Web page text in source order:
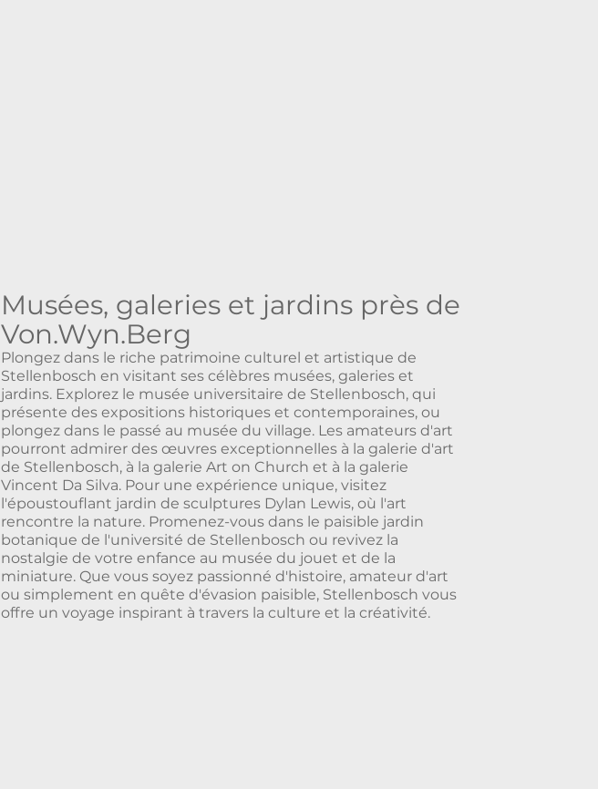
Musées, galeries et jardins près de
Von.Wyn.Berg
Plongez dans le riche patrimoine culturel et artistique de
Stellenbosch en visitant ses célèbres musées, galeries et
jardins. Explorez le musée universitaire de Stellenbosch, qui
présente des expositions historiques et contemporaines, ou
plongez dans le passé au musée du village. Les amateurs d'art
pourront admirer des œuvres exceptionnelles à la galerie d'art
de Stellenbosch, à la galerie Art on Church et à la galerie
Vincent Da Silva. Pour une expérience unique, visitez
l'époustouflant jardin de sculptures Dylan Lewis, où l'art
rencontre la nature. Promenez-vous dans le paisible jardin
botanique de l'université de Stellenbosch ou revivez la
nostalgie de votre enfance au musée du jouet et de la
miniature. Que vous soyez passionné d'histoire, amateur d'art
ou simplement en quête d'évasion paisible, Stellenbosch vous
offre un voyage inspirant à travers la culture et la créativité.